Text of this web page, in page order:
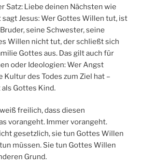
Satz: Liebe deinen Nächsten wie
Jesus: Wer Gottes Willen tut, ist
seine Schwester, seine
Willen nicht tut, der schließt sich
Gottes aus. Das gilt auch für
oder Ideologien: Wer Angst
des Todes zum Ziel hat –
Gottes Kind.
freilich, dass diesen
vorangeht. Immer vorangeht.
gesetzlich, sie tun Gottes Willen
müssen. Sie tun Gottes Willen
Grund.